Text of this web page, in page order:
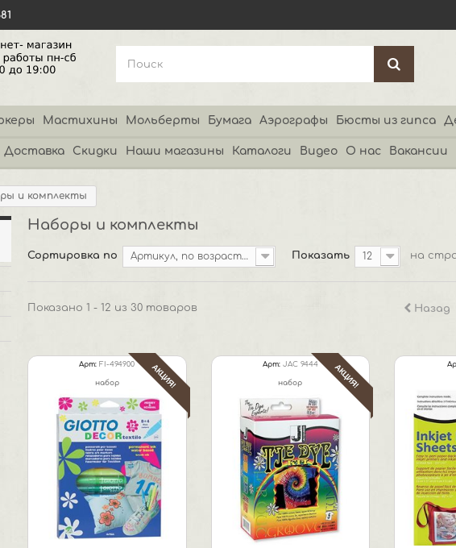
Мастихины Мольберты Бумага Аэрографы Бюсты из гипса
Доставка Скидки Наши магазины Каталоги Видео О нас Вакансии
и комплекты
Наборы и комплекты
Сортировка по Артикул, по возрастанию Показать 12 на
Назад
Показано 1 - 12 из 30 товаров
Арт: FI-494900
набор АКЦИЯ! Арт: JAC 9444
набор АКЦИЯ!